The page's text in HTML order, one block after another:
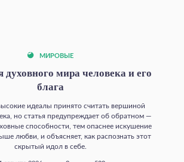
МИРОВЫЕ
мира человека и его
блага
идеалы принято считать вершиной
но статья предупреждает об обратном —
способности, тем опаснее искушение
любви, и объясняет, как распознать этот
скрытый идол в себе.